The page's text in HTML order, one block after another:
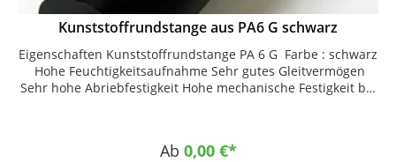
Kunststoffrundstange aus PA6 G schwarz
Eigenschaften Kunststoffrundstange PA 6 G Farbe : schwarz
Hohe Feuchtigkeitsaufnahme Sehr gutes Gleitvermögen
Sehr hohe Abriebfestigkeit Hohe mechanische Festigkeit bei
Ab 0,00 €*